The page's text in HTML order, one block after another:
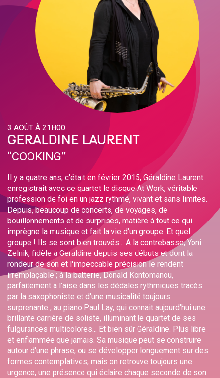
3 AOÛT À 21H00
GERALDINE LAURENT
‘‘COOKING’’
Il y a quatre ans, c'était en février 2015, Géraldine Laurent
enregistrait avec ce quartet le disque At Work, véritable
profession de foi en un jazz rythmé, vivant et sans limites.
Depuis, beaucoup de concerts, de voyages, de
bouillonnements et de surprises, matière à tout ce qui
imprègne la musique et fait la vie d'un groupe. Et quel
groupe ! Ils se sont bien trouvés... A la contrebasse, Yoni
Zelnik, fidèle à Geraldine depuis ses débuts et dont la
rondeur de son et l'impeccable précision le rendent
irremplaçable ; à la batterie, Donald Kontomanou,
parfaitement à l'aise dans les dédales rythmiques tracés
par la saxophoniste et d'une musicalité toujours
surprenante ; au piano Paul Lay, qui connait aujourd'hui une
brillante carrière de soliste, illuminant le quartet de ses
fulgurances multicolores... Et bien sûr Géraldine. Plus libre
et enflammée que jamais. Sa musique peut se construire
autour d'une phrase, ou se développer longuement sur des
formes contemplatives, mais on retrouve toujours une
urgence, une présence qui éclaire chaque seconde de son